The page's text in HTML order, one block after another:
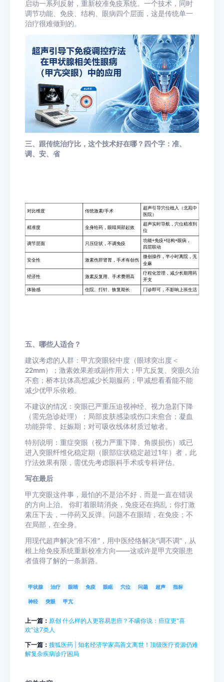
启动一系列反射，重新校准免疫系统。一个技术，同时
调节功能、免疫、结构、眼病四个层面，这是传统单一
治疗很难做到的。
三、跟传统治疗比，这个技术好在哪？四个字：准、
调、安、省
五、哪些人适合？
建议考虑的人群：甲亢突眼轻中度（眼球突出度＜
22mm）；激素效果差或副作用大；甲亢反复、突眼久治
不愈；桥本抗体高想减少长期服药；甲减想看看能不能
减少优甲乐依赖。
不建议的情况：突眼已严重压迫视神经、视力急剧下降
（需先急诊处理）；局部皮肤感染或伤口未愈合；凝血
功能异常、妊娠期；对可吸收线体材质过敏者。
特别说明：重症突眼（视力严重下降、角膜损伤）或已
进入突眼纤维化稳定期（眼部症状稳定超过1年）者，此
疗法效果有限，需优先考虑眼科手术或专科评估。
写在最后
甲亢突眼这件事，最怕的不是治不好，而是一直在错误
的方向上治。 你盯着眼睛消炎，免疫还在捣乱；你打激
素压下去，一停药又反弹。问题不在眼睛，在免疫；不
在局部，在全身。
用现代超声解决“准不准”，用中医经络解决“调不调”，从
根上给免疫系统重新校准方向——这或许是甲亢突眼患
者值得了解的一条新路。
甲状腺 治疗 眼睛 免疫 眼眶 穴位 问题 超声 指标
神经 突眼 甲亢
上一篇： 原创 什么样的人更容易患癌？不瞒你说：癌症更“喜
欢”这7类人
下一篇： 搜狐医药 | 知名经济学家高善文离世！顶级医疗资源仍难
解复杂疾病诊疗困局